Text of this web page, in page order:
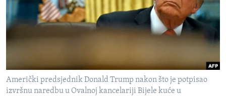
MAGAZIN
O GLASU AMERIKE
PRATITE NAS
Američki predsjednik Donald Trump nakon što je potpisao
izvršnu naredbu u Ovalnoj kancelariji Bijele kuće u